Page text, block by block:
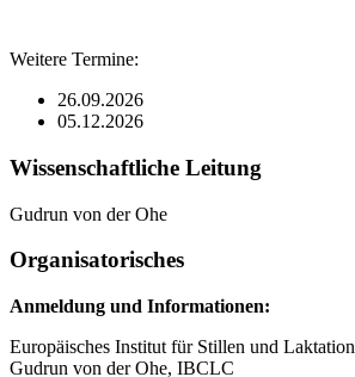
Weitere Termine:
26.09.2026
05.12.2026
Wissenschaftliche Leitung
Gudrun von der Ohe
Organisatorisches
Anmeldung und Informationen:
Europäisches Institut für Stillen und Laktation
Gudrun von der Ohe, IBCLC